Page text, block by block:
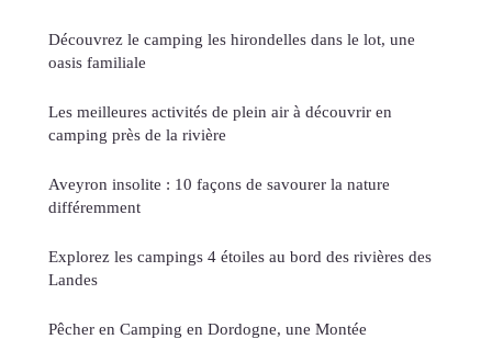
Découvrez le camping les hirondelles dans le lot, une
oasis familiale
Les meilleures activités de plein air à découvrir en
camping près de la rivière
Aveyron insolite : 10 façons de savourer la nature
différemment
Explorez les campings 4 étoiles au bord des rivières des
Landes
Pêcher en Camping en Dordogne, une Montée